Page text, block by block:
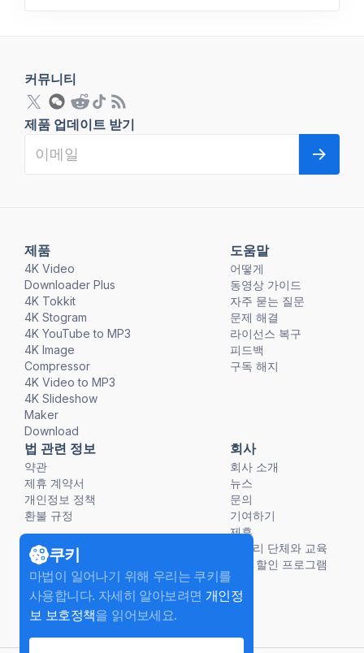
제품
4K Video
Downloader Plus
4K Tokkit
4K Stogram
4K YouTube to MP3
4K Image
Compressor
4K Video to MP3
4K Slideshow
Maker
Download
도움말
어떻게
동영상 가이드
자주 묻는 질문
문제 해결
라이선스 복구
피드백
구독 해지
법 관련 정보
약관
제휴 계약서
개인정보 정책
환불 규정
회사
회사 소개
뉴스
문의
기여하기
제휴
비영리 단체와 교육
단체 할인 프로그램
커뮤니티
제품 업데이트 받기
쿠키
마법이 일어나기 위해 우리는 쿠키를
사용합니다. 자세히 알아보려면 개인정
보 보호정책을 읽어보세요.